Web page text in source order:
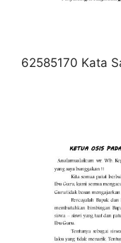
62585170 Kata